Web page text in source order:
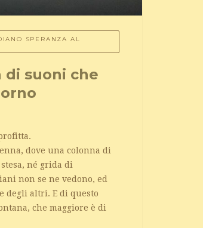
SPERANZA AL
di suoni che
dove una colonna di
né grida di
non se ne vedono, ed
degli altri. E di questo
che maggiore è di